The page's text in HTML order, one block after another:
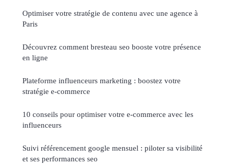
Optimiser votre stratégie de contenu avec une agence à
Paris
Découvrez comment bresteau seo booste votre présence
en ligne
Plateforme influenceurs marketing : boostez votre
stratégie e-commerce
10 conseils pour optimiser votre e-commerce avec les
influenceurs
Suivi référencement google mensuel : piloter sa visibilité
et ses performances seo